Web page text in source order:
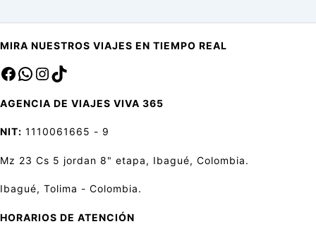
MIRA NUESTROS VIAJES EN TIEMPO REAL
Facebook
saInstagram
TikTok
AGENCIA DE VIAJES VIVA 365
NIT: 1110061665 - 9
Mz 23 Cs 5 jordan 8" etapa, Ibagué, Colombia.
Ibagué, Tolima - Colombia.
HORARIOS DE ATENCIÓN